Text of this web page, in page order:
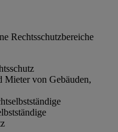
Rechtsschutzbereiche
Mieter von Gebäuden,